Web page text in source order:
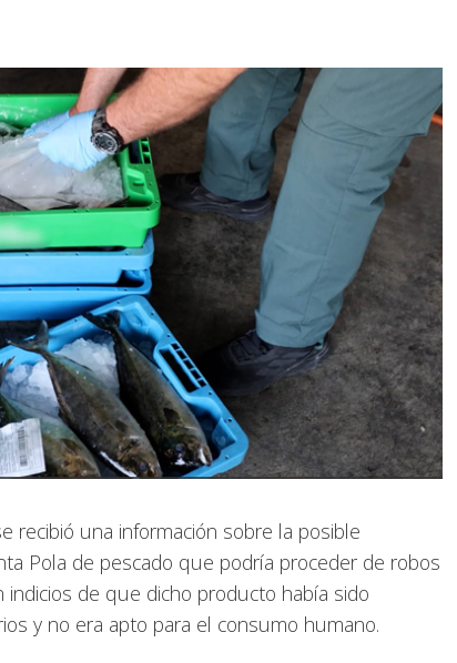
recibió una información sobre la posible
Pola de pescado que podría proceder de robos
indicios de que dicho producto había sido
y no era apto para el consumo humano.